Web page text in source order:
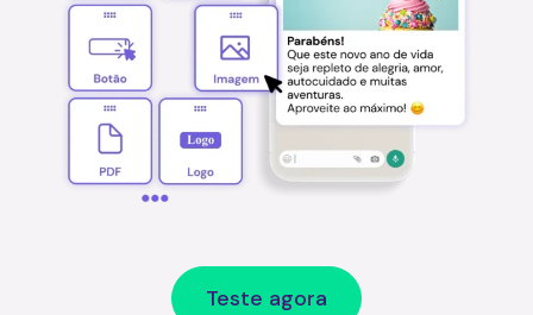
Teste agora